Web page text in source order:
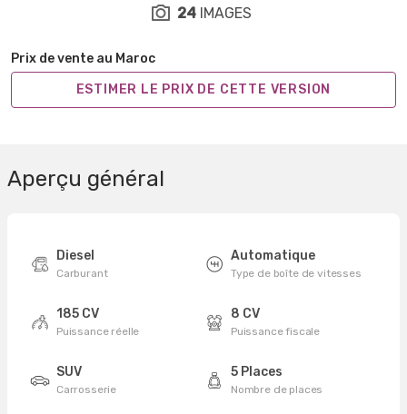
Prix de vente au Maroc
ESTIMER LE PRIX DE CETTE VERSION
24 IMAGES
Aperçu général
Diesel
Carburant
Automatique
Type de boîte de vitesses
185 CV
Puissance réelle
8 CV
Puissance fiscale
SUV
Carrosserie
5 Places
Nombre de places